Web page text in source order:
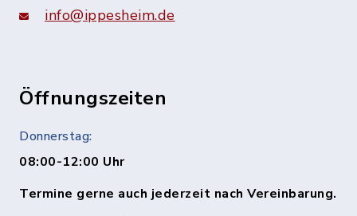
info@ippesheim.de
Öffnungszeiten
Donnerstag:
08:00-12:00 Uhr
Termine gerne auch jederzeit nach Vereinbarung.